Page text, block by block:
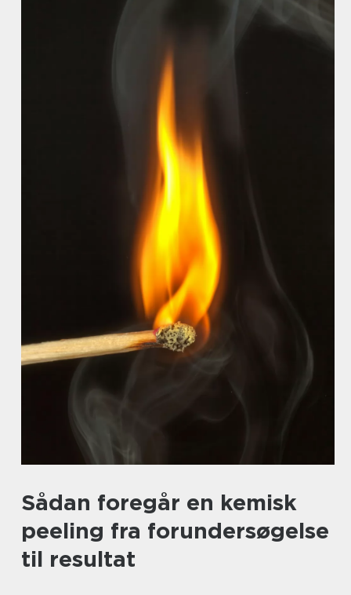
Sådan foregår en kemisk
peeling fra forundersøgelse
til resultat